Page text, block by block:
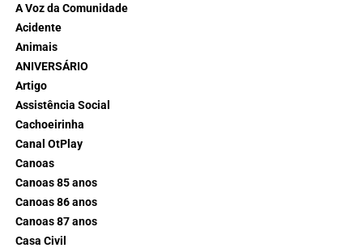
A Voz da Comunidade
Acidente
Animais
ANIVERSÁRIO
Artigo
Assistência Social
Cachoeirinha
Canal OtPlay
Canoas
Canoas 85 anos
Canoas 86 anos
Canoas 87 anos
Casa Civil